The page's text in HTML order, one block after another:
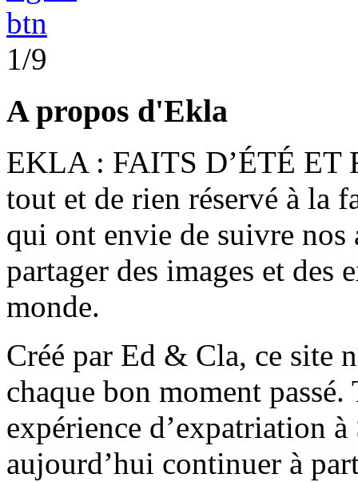
1/9
A propos d'Ekla
EKLA : FAITS D’ÉTÉ ET
tout et de rien réservé à la
qui ont envie de suivre nos
partager des images et des
monde.
Créé par Ed & Cla, ce site
chaque bon moment
expérience d’expatriation
aujourd’hui continuer à